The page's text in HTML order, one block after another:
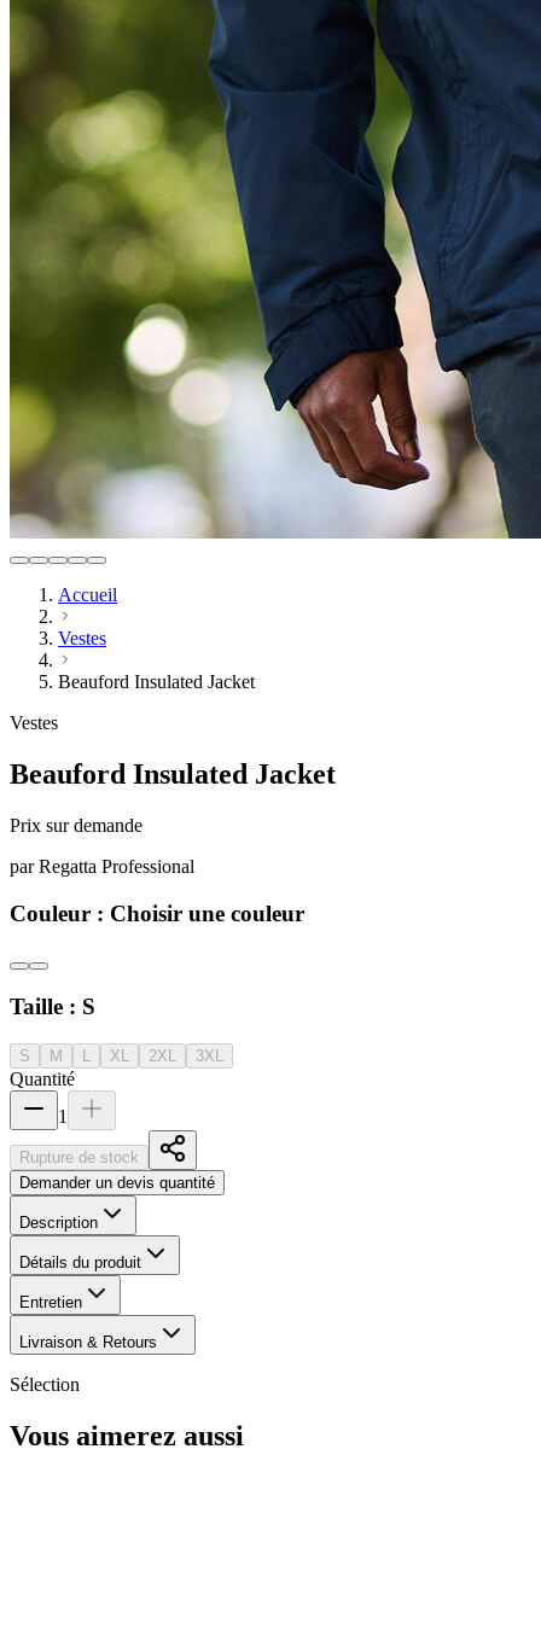
Accueil
Vestes
Beauford Insulated Jacket
Vestes
Beauford Insulated Jacket
Prix sur demande
par Regatta Professional
Couleur : Choisir une couleur
Taille : S
S M L XL 2XL 3XL
Quantité
1
Rupture de stock
Demander un devis quantité
Description
Détails du produit
Entretien
Livraison & Retours
Sélection
Vous aimerez aussi